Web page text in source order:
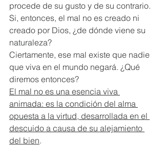
procede de su gusto y de su contrario.
Si, entonces, el mal no es creado ni
creado por Dios, ¿de dónde viene su
naturaleza?
Ciertamente, ese mal existe que nadie
que viva en el mundo negará. ¿Qué
diremos entonces?
El mal no es una esencia viva
animada: es la condición del alma
opuesta a la virtud, desarrollada en el
descuido a causa de su alejamiento
del bien.